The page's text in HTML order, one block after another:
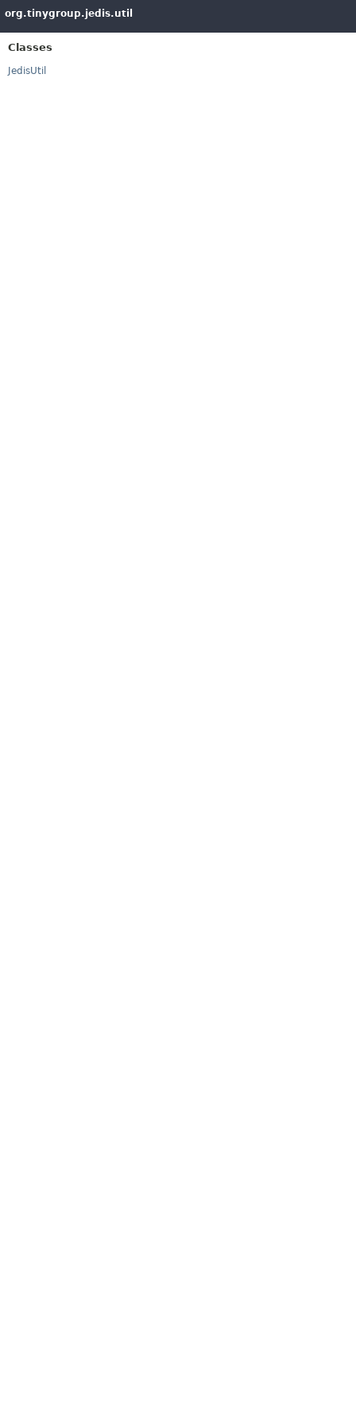
org.tinygroup.jedis.util
Classes
JedisUtil